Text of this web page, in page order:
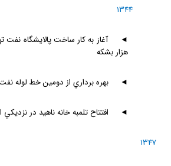
1344
◄
هزار بشكه
◄ بهره برداري از دومين خط لوله
◄ افتتاح تلمبه خانه ناهيد در نزديكي
1347